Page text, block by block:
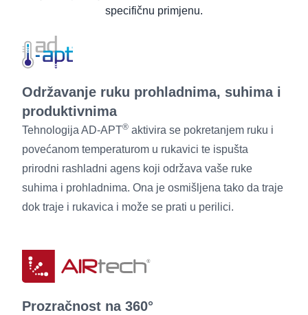
Korisničke uputespecifičnu primjenu.
Održavanje ruku prohladnima, suhima i
produktivnima
Tehnologija AD-APT® aktivira se pokretanjem ruku i
povećanom temperaturom u rukavici te ispušta
prirodni rashladni agens koji održava vaše ruke
suhima i prohladnima. Ona je osmišljena tako da traje
dok traje i rukavica i može se prati u perilici.
Prozračnost na 360°